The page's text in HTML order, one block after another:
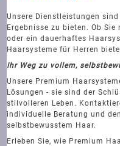
Unsere Dienstleistungen
Ergebnisse zu bieten. Ob
oder ein dauerhaftes
Haarsysteme für Herren
Ihr Weg zu vollem,
Unsere Premium
Lösungen - sie sind der
stilvolleren Leben.
individuelle Beratung und
selbstbewusstem Haar.
Erleben Sie, wie Premium